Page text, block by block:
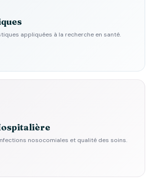
appliquées à la recherche en santé.
nosocomiales et qualité des soins.